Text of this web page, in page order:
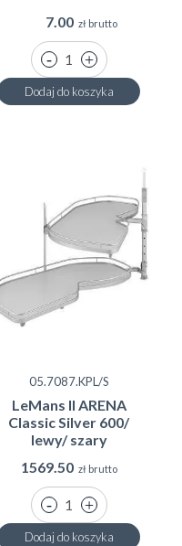
7.00 zł brutto
Dodaj do koszyka
05.7087.KPL/S
LeMans II ARENA
Classic Silver 600/
lewy/ szary
1569.50 zł brutto
Dodaj do koszyka